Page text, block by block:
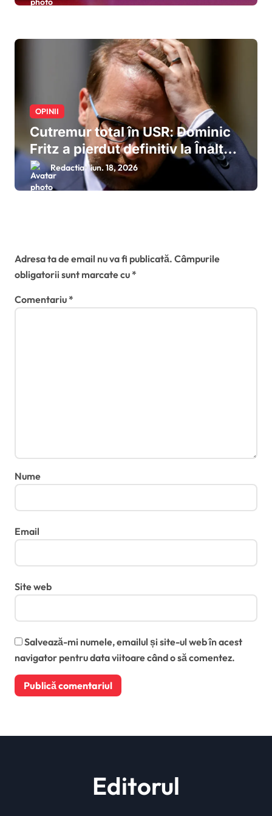
OPINII
Cutremur total în USR: Dominic
Fritz a pierdut definitiv la Înalta
Curte procesul cu ANI, este
declarat incompatibil și își
Redactia iun. 18, 2026
Adresa ta de email nu va fi publicată. Câmpurile
obligatorii sunt marcate cu*
Comentariu*
Nume
Email
Site web
Salvează-mi numele, emailul și site-ul web în acest
navigator pentru data viitoare când o să comentez.
Editorul